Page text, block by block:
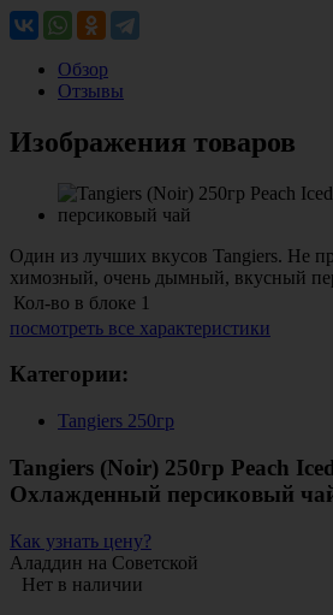
Обзор
Отзывы
Изображения товаров
Один из лучших вкусов Tangiers. Не
химозный, очень дымный, вкусный
Кол-во в блоке 1
посмотреть все характеристики
Категории:
Tangiers 250гр
Tangiers (Noir) 250гр Peach
Охлажденный персиковый
Как узнать цену?
Аладдин на Советской
Нет в наличии